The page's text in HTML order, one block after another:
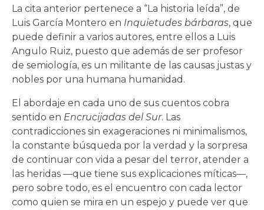
La cita anterior pertenece a “La historia leída”, de
Luis García Montero en Inquietudes bárbaras, que
puede definir a varios autores, entre ellos a Luis
Angulo Ruiz, puesto que además de ser profesor
de semiología, es un militante de las causas justas y
nobles por una humana humanidad.
El abordaje en cada uno de sus cuentos cobra
sentido en Encrucijadas del Sur. Las
contradicciones sin exageraciones ni minimalismos,
la constante búsqueda por la verdad y la sorpresa
de continuar con vida a pesar del terror, atender a
las heridas —que tiene sus explicaciones míticas—,
pero sobre todo, es el encuentro con cada lector
como quien se mira en un espejo y puede ver que